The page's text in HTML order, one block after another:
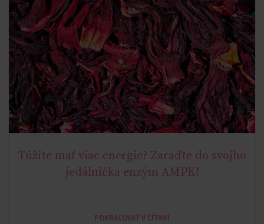
NATURAL METABOLIC HEALTH
Túžite mať viac energie? Zaraďte do svojho
jedálnička enzým AMPK!
POKRAČOVAŤ V ČÍTANÍ